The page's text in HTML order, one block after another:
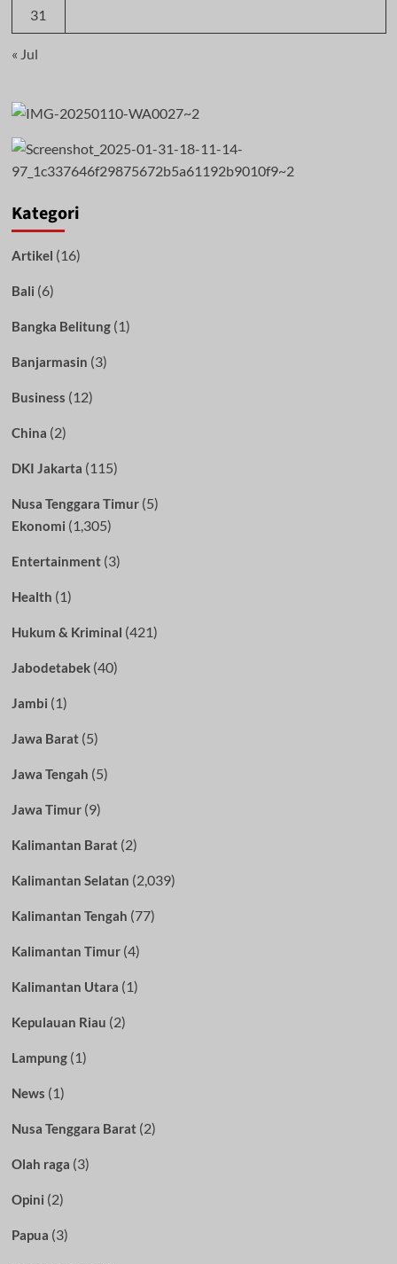
31
« Jul
Kategori
Artikel (16)
Bali (6)
Bangka Belitung(1)
Banjarmasin (3)
Business (12)
China (2)
DKI Jakarta (115)
Nusa Tenggara Timur(5)
Ekonomi (1,305)
Entertainment(3)
Health (1)
Hukum & Kriminal (421)
Jabodetabek(40)
Jambi (1)
Jawa Barat(5)
Jawa Tengah (5)
Jawa Timur(9)
Kalimantan Barat(2)
Kalimantan Selatan (2,039)
Kalimantan Tengah (77)
Kalimantan Timur(4)
Kalimantan Utara (1)
Kepulauan Riau (2)
Lampung(1)
News (1)
Nusa Tenggara Barat(2)
Olah raga (3)
Opini (2)
Papua (3)